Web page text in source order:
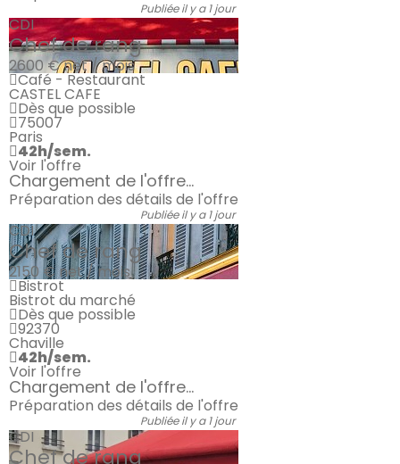
Publiée il y a 1 jour
CDI
Chef de rang
2600 €net / mois
Café - Restaurant
CASTEL CAFE
Dès que possible
75007
Paris
42h/sem.
Voir l'offre
Chargement de l'offre...
Préparation des détails de l'offre
Publiée il y a 1 jour
CDI
Chef de rang
2150 €net / mois
Bistrot
Bistrot du marché
Dès que possible
92370
Chaville
42h/sem.
Voir l'offre
Chargement de l'offre...
Préparation des détails de l'offre
Publiée il y a 1 jour
CDI
Chef de rang